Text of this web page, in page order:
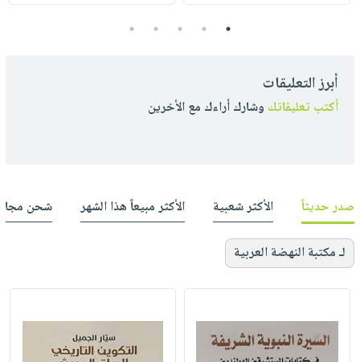
1
2
3
4
5
أبرز التعليقات
أكتب تعليقاتك وشارك أراءك مع الأخرين
صدر حديثاً الأكثر شعبية الأكثر مبيعاً هذا الشهر شحن
لـ مكتبة النهضة العربية